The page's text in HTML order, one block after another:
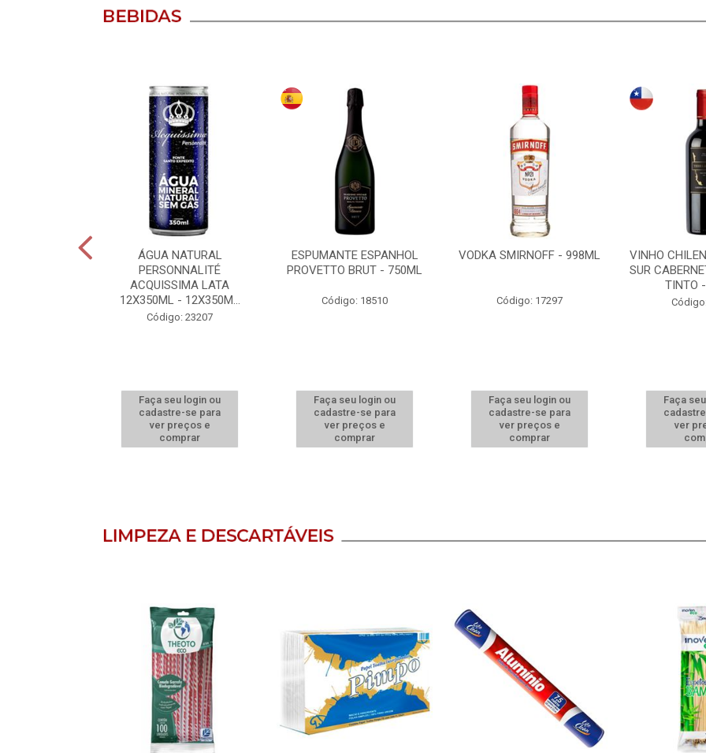
ÁGUA NATURAL
PERSONNALITÉ
ACQUISSIMA LATA
12X350ML - 12X350M...
Código: 23207
Faça seu login ou
cadastre-se para
ver preços e
comprar
ESPUMANTE ESPANHOL
PROVETTO BRUT - 750ML
Código: 18510
Faça seu login ou
cadastre-se para
ver preços e
comprar
VODKA SMIRNOFF - 998ML
Código: 17297
Faça seu login ou
cadastre-se para
ver preços e
comprar
VINHO
SUR
TINTO
Faça
ver